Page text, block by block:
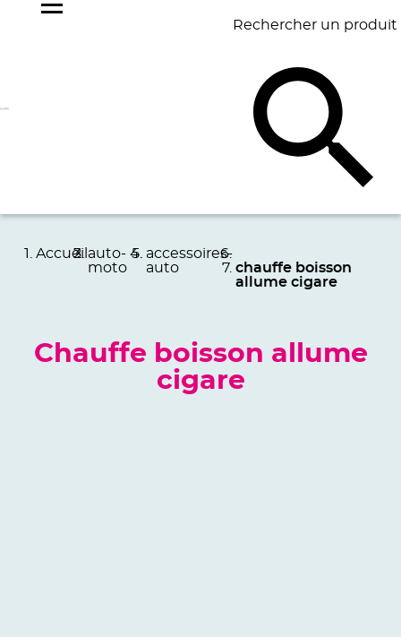
Rechercher un produit
BAGAGERIE BUREAU
Accueil auto-
moto
accessoires-
auto
chauffe boisson
allume cigare
Chauffe boisson allume
cigare